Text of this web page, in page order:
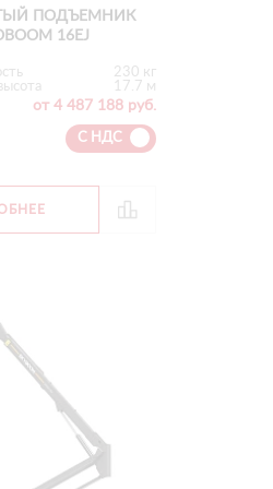
ПОДЪЕМНИК
16EJ
230 кг
17.7 м
от 4 487 188 руб.
С НДС